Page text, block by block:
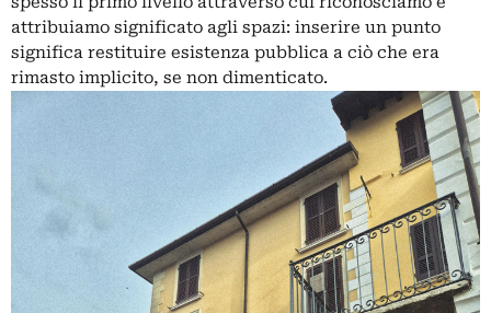
attribuiamo significato agli spazi: inserire un punto
significa restituire esistenza pubblica a ciò che era
rimasto implicito, se non dimenticato.